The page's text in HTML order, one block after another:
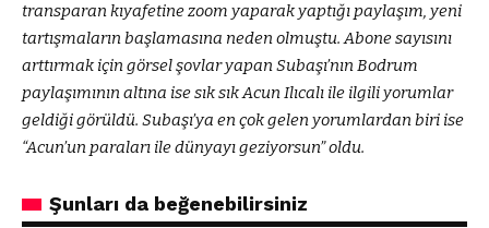
transparan kıyafetine zoom yaparak yaptığı paylaşım, yeni
tartışmaların başlamasına neden olmuştu. Abone sayısını
arttırmak için görsel şovlar yapan Subaşı’nın Bodrum
paylaşımının altına ise sık sık Acun Ilıcalı ile ilgili yorumlar
geldiği görüldü. Subaşı’ya en çok gelen yorumlardan biri ise
“Acun’un paraları ile dünyayı geziyorsun” oldu.
Şunları da beğenebilirsiniz